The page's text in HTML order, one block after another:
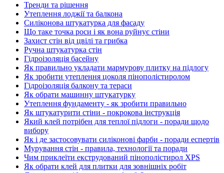
Тренди та рішення
Утеплення лоджії та балкона
Силіконова штукатурка для фасаду
Що таке точка роси і як вона руйнує стіни
Захист стін від цвілі та грибка
Ручна штукатурка стін
Гідроізоляція басейну
Як правильно укладати мармурову плитку на підлогу
Як зробити утеплення цоколя пінополістиролом
Гідроізоляція балкону та тераси
Як обрати машинну штукатурку
Утеплення фундаменту - як зробити правильно
Як штукатурити стіни - покрокова інструкція
Який клей потрібен для теплої підлоги - поради щодо
вибору
Як і де застосовувати силіконові фарби - поради еспертів
Мурування стін - правила, технології та поради
Чим приклеїти екструдований пінополістирол XPS
Як обрати клей для плитки для зовнішніх робіт